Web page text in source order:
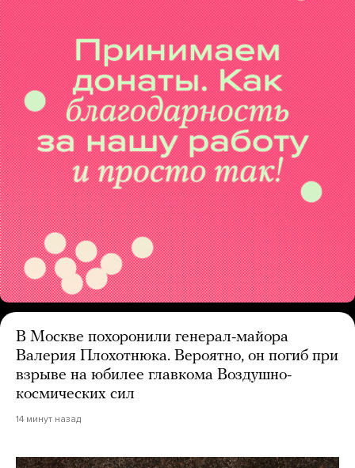
В Москве похоронили генерал-майора
Валерия Плохотнюка. Вероятно, он погиб при
взрыве на юбилее главкома Воздушно-
космических сил
14 минут назад